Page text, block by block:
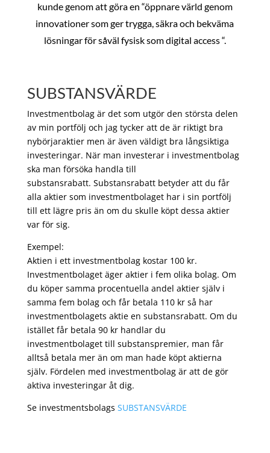
kunde genom att göra en “öppnare värld genom
innovationer som ger trygga, säkra och bekväma
lösningar för såväl fysisk som digital access “.
SUBSTANSVÄRDE
Investmentbolag är det som utgör den största delen
av min portfölj och jag tycker att de är riktigt bra
nybörjaraktier men är även väldigt bra långsiktiga
investeringar. När man investerar i investmentbolag
ska man försöka handla till
substansrabatt. Substansrabatt betyder att du får
alla aktier som investmentbolaget har i sin portfölj
till ett lägre pris än om du skulle köpt dessa aktier
var för sig.
Exempel:
Aktien i ett investmentbolag kostar 100 kr.
Investmentbolaget äger aktier i fem olika bolag. Om
du köper samma procentuella andel aktier själv i
samma fem bolag och får betala 110 kr så har
investmentbolagets aktie en substansrabatt. Om du
istället får betala 90 kr handlar du
investmentbolaget till substanspremier, man får
alltså betala mer än om man hade köpt aktierna
själv. Fördelen med investmentbolag är att de gör
aktiva investeringar åt dig.
Se investmentsbolags SUBSTANSVÄRDE